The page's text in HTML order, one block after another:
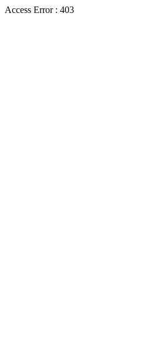
Access Error : 403